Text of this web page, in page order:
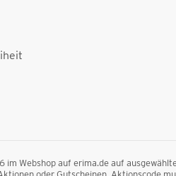
im Webshop auf erima.de auf